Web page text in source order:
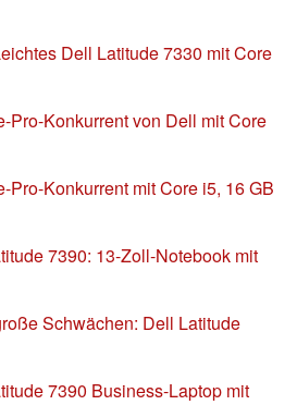
Dell Latitude 7330 mit Core
Pro-Konkurrent von Dell mit Core
Pro-Konkurrent mit Core i5, 16 GB
7390: 13-Zoll-Notebook mit
Schwächen: Dell Latitude
7390 Business-Laptop mit